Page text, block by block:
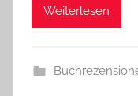
Weiterlesen